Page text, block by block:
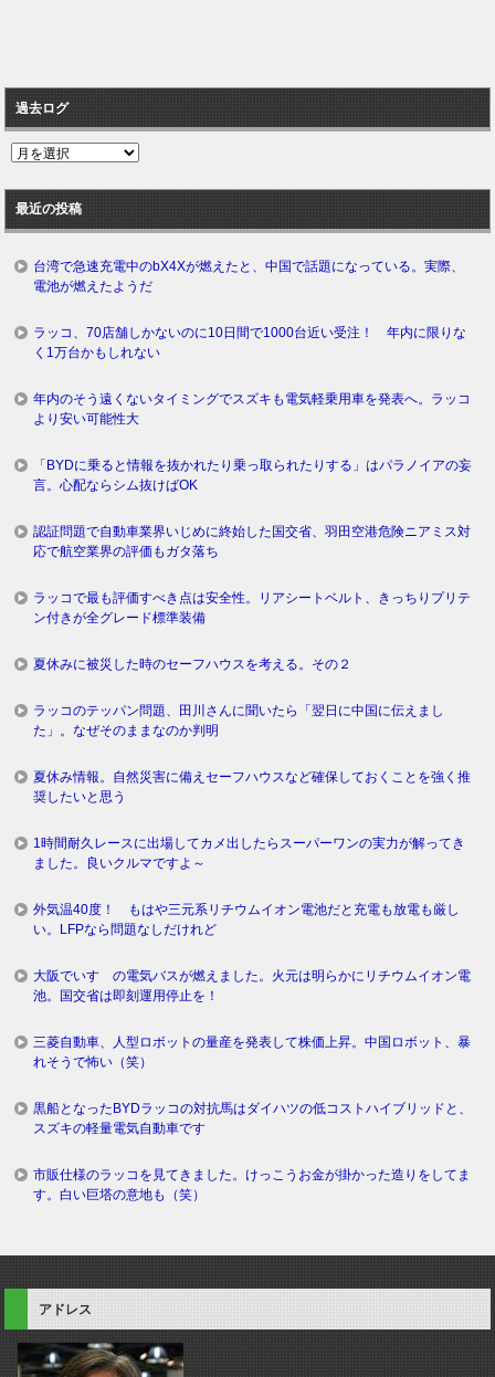
過去ログ
過
ロ
グ
最近の投稿
台湾で急速充電中のbX4Xが燃えたと、中国で話題になっている。実際、
電池が燃えたようだ
ラッコ、70店舗しかないのに10日間で1000台近い受注！ 年内に限りな
く1万台かもしれない
年内のそう遠くないタイミングでスズキも電気軽乗用車を発表へ。ラッコ
より安い可能性大
「BYDに乗ると情報を抜かれたり乗っ取られたりする」はパラノイアの妄
言。心配ならシム抜けばOK
認証問題で自動車業界いじめに終始した国交省、羽田空港危険ニアミス対
応で航空業界の評価もガタ落ち
ラッコで最も評価すべき点は安全性。リアシートベルト、きっちりプリテ
ン付きが全グレード標準装備
夏休みに被災した時のセーフハウスを考える。その２
ラッコのテッパン問題、田川さんに聞いたら「翌日に中国に伝えまし
た」。なぜそのままなのか判明
夏休み情報。自然災害に備えセーフハウスなど確保しておくことを強く推
奨したいと思う
1時間耐久レースに出場してカメ出したらスーパーワンの実力が解ってき
ました。良いクルマですよ～
外気温40度！ もはや三元系リチウムイオン電池だと充電も放電も厳し
い。LFPなら問題なしだけれど
大阪でいすゞの電気バスが燃えました。火元は明らかにリチウムイオン電
池。国交省は即刻運用停止を！
三菱自動車、人型ロボットの量産を発表して株価上昇。中国ロボット、暴
れそうで怖い（笑）
黒船となったBYDラッコの対抗馬はダイハツの低コストハイブリッドと、
スズキの軽量電気自動車です
市販仕様のラッコを見てきました。けっこうお金が掛かった造りをしてま
す。白い巨塔の意地も（笑）
アドレス